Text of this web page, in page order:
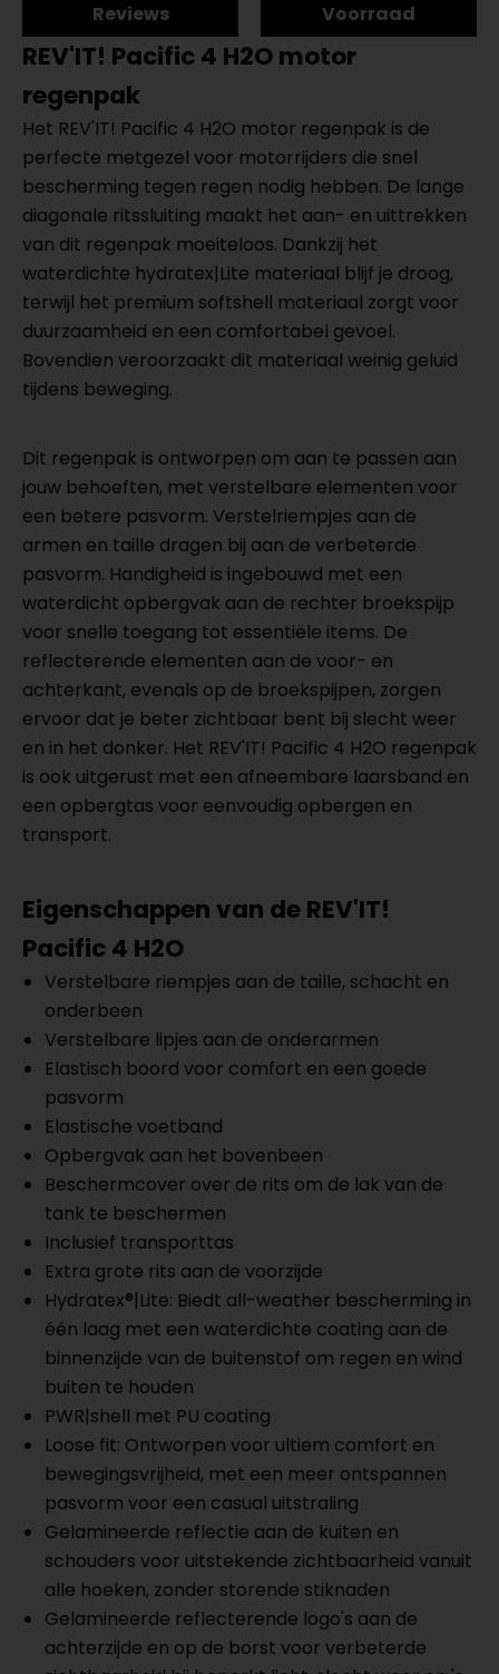
Reviews Voorraad
REV'IT! Pacific 4 H2O motor
regenpak
Het REV'IT! Pacific 4 H2O motor regenpak is de
perfecte metgezel voor motorrijders die snel
bescherming tegen regen nodig hebben. De lange
diagonale ritssluiting maakt het aan- en uittrekken
van dit regenpak moeiteloos. Dankzij het
waterdichte hydratex|Lite materiaal blijf je droog,
terwijl het premium softshell materiaal zorgt voor
duurzaamheid en een comfortabel gevoel.
Bovendien veroorzaakt dit materiaal weinig geluid
tijdens beweging.
Dit regenpak is ontworpen om aan te passen aan
jouw behoeften, met verstelbare elementen voor
een betere pasvorm. Verstelriempjes aan de
armen en taille dragen bij aan de verbeterde
pasvorm. Handigheid is ingebouwd met een
waterdicht opbergvak aan de rechter broekspijp
voor snelle toegang tot essentiële items. De
reflecterende elementen aan de voor- en
achterkant, evenals op de broekspijpen, zorgen
ervoor dat je beter zichtbaar bent bij slecht weer
en in het donker. Het REV'IT! Pacific 4 H2O regenpak
is ook uitgerust met een afneembare laarsband en
een opbergtas voor eenvoudig opbergen en
transport.
Eigenschappen van de REV'IT!
Pacific 4 H2O
Verstelbare riempjes aan de taille, schacht en
onderbeen
Verstelbare lipjes aan de onderarmen
Elastisch boord voor comfort en een goede
pasvorm
Elastische voetband
Opbergvak aan het bovenbeen
Beschermcover over de rits om de lak van de
tank te beschermen
Inclusief transporttas
Extra grote rits aan de voorzijde
Hydratex®|Lite: Biedt all-weather bescherming in
één laag met een waterdichte coating aan de
binnenzijde van de buitenstof om regen en wind
buiten te houden
PWR|shell met PU coating
Loose fit: Ontworpen voor ultiem comfort en
bewegingsvrijheid, met een meer ontspannen
pasvorm voor een casual uitstraling
Gelamineerde reflectie aan de kuiten en
schouders voor uitstekende zichtbaarheid vanuit
alle hoeken, zonder storende stiknaden
Gelamineerde reflecterende logo's aan de
achterzijde en op de borst voor verbeterde